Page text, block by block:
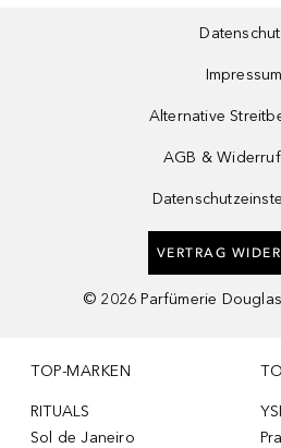
Impressum
Alternative
AGB &
VERTRAG
© 2026 Parfümerie
TOP-MARKEN
RITUALS
Sol de Janeiro